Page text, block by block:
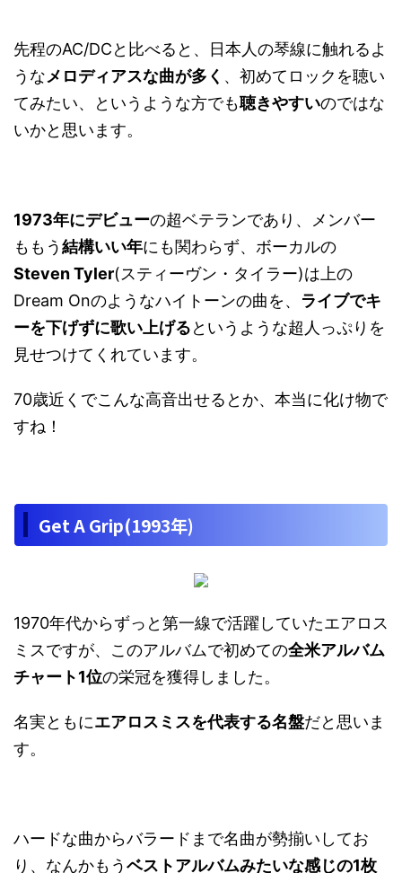
先程のAC/DCと比べると、日本人の琴線に触れるよ
うなメロディアスな曲が多く 、初めてロックを聴い
てみたい、というような方でも聴きやすいのではな
いかと思います。
1973年にデビューの超ベテランであり、メンバー
ももう結構いい年にも関わらず、ボーカルの
Steven Tyler(スティーヴン・タイラー)は上の
Dream Onのようなハイトーンの曲を、 ライブでキ
ーを下げずに歌い上げるというような超人っぷりを
見せつけてくれています。
70歳近くでこんな高音出せるとか、本当に化け物で
すね！
Get A Grip(1993年)
1970年代からずっと第一線で活躍していたエアロス
ミスですが、このアルバムで初めての全米アルバム
チャート1位の栄冠を獲得しました。
名実ともにエアロスミスを代表する名盤だと思いま
す。
ハードな曲からバラードまで名曲が勢揃いしてお
り、なんかもうベストアルバムみたいな感じの1枚